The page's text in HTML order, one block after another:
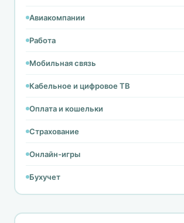
Авиакомпании
Работа
Мобильная связь
Кабельное и цифровое ТВ
Оплата и кошельки
Страхование
Онлайн-игры
Бухучет